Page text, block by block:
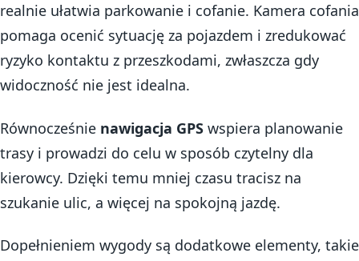
realnie ułatwia parkowanie i cofanie. Kamera cofania
pomaga ocenić sytuację za pojazdem i zredukować
ryzyko kontaktu z przeszkodami, zwłaszcza gdy
widoczność nie jest idealna.
Równocześnie nawigacja GPS wspiera planowanie
trasy i prowadzi do celu w sposób czytelny dla
kierowcy. Dzięki temu mniej czasu tracisz na
szukanie ulic, a więcej na spokojną jazdę.
Dopełnieniem wygody są dodatkowe elementy, takie